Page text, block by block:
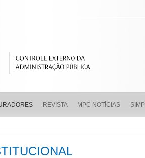
REVISTA MPC NOTÍCIAS SIMP